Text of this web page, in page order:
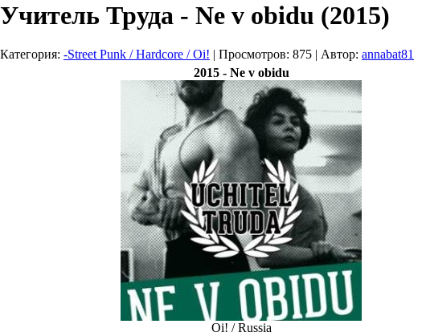
Учитель Труда - Ne v obidu (2015)
Категория: -Street Punk / Hardcore / Oi! | Просмотров: 875 | Автор: annabat81
2015 - Ne v obidu
Oi! / Russia